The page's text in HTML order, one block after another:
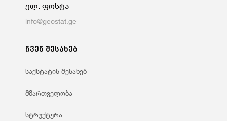
ელ. ფოსტა
info@geostat.ge
ჩვენ შესახებ
საქსტატის შესახებ
მმართველობა
სტრუქტურა